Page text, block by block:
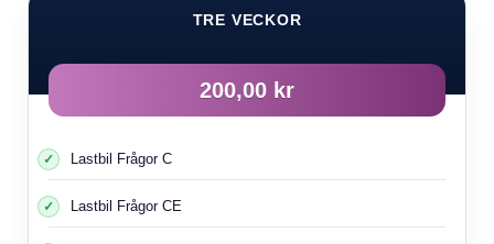
TRE VECKOR
200,00 kr
Lastbil Frågor C
Lastbil Frågor CE